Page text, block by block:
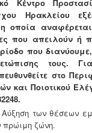
Κέντρο
Ηρακλείου
οποία
που απειλούν ή
που
τους.
στο
και Ποιοτικού
Αύξηση των θέσεων
πρώιμη ζώνη.